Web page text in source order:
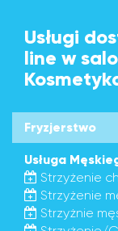
Usługi
line w
Fryzjerstwo
Usługa
Strzyżenie
Strzyżenie
Strzyżnie